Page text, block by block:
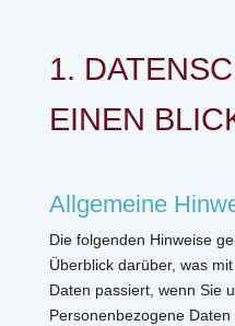
1.
EINEN
Allgemeine
Die folgenden Hinweise
Überblick darüber, was
Daten passiert, wenn Sie
Personenbezogene